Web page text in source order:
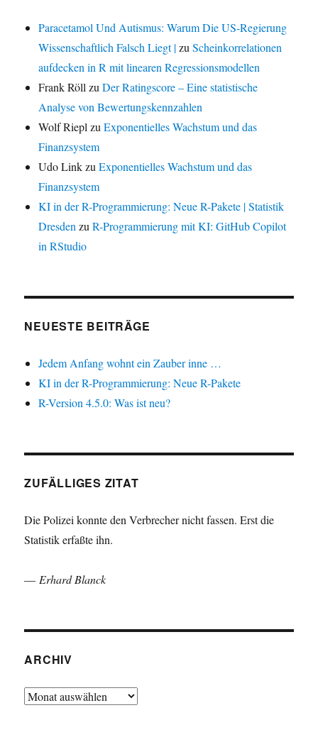
Paracetamol Und Autismus: Warum Die US-Regierung
Wissenschaftlich Falsch Liegt |zuScheinkorrelationen
aufdecken in R mit linearen Regressionsmodellen
Frank Röll zuDer Ratingscore – Eine statistische
Analyse von Bewertungskennzahlen
Wolf Riepl zuExponentielles Wachstum und das
Finanzsystem
Udo LinkzuExponentielles Wachstum und das
Finanzsystem
KI in der R-Programmierung: Neue R-Pakete | Statistik
Dresden zuR-Programmierung mit KI: GitHub Copilot
in RStudio
NEUESTE BEITRÄGE
Jedem Anfang wohnt ein Zauber inne …
KI in der R-Programmierung: Neue R-Pakete
R-Version 4.5.0: Was ist neu?
ZUFÄLLIGES ZITAT
Die Polizei konnte den Verbrecher nicht fassen. Erst die
Statistik erfaßte ihn.
— Erhard Blanck
ARCHIV
Archiv